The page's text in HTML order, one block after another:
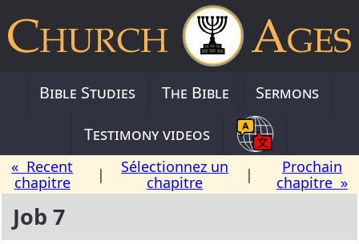
Bible Studies The Bible
Sermons
Testimony videos
« Recent
chapitre
|
Sélectionnez un
chapitre
|
Prochain
chapitre »
Job 7